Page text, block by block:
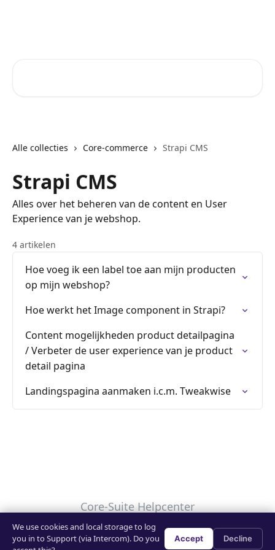
Alle collecties Core-commerce Strapi CMS
Strapi CMS
Alles over het beheren van de content en User
Experience van je webshop.
4 artikelen
Hoe voeg ik een label toe aan mijn producten
op mijn webshop?
Hoe werkt het Image component in Strapi?
Content mogelijkheden product detailpagina
/ Verbeter de user experience van je product
detail pagina
Landingspagina aanmaken i.c.m. Tweakwise
Core-Suite Helpcenter
Uw privacykeuzes
We use cookies and local storage to log
you in to Support (via Intercom). Do you
Accept Decline